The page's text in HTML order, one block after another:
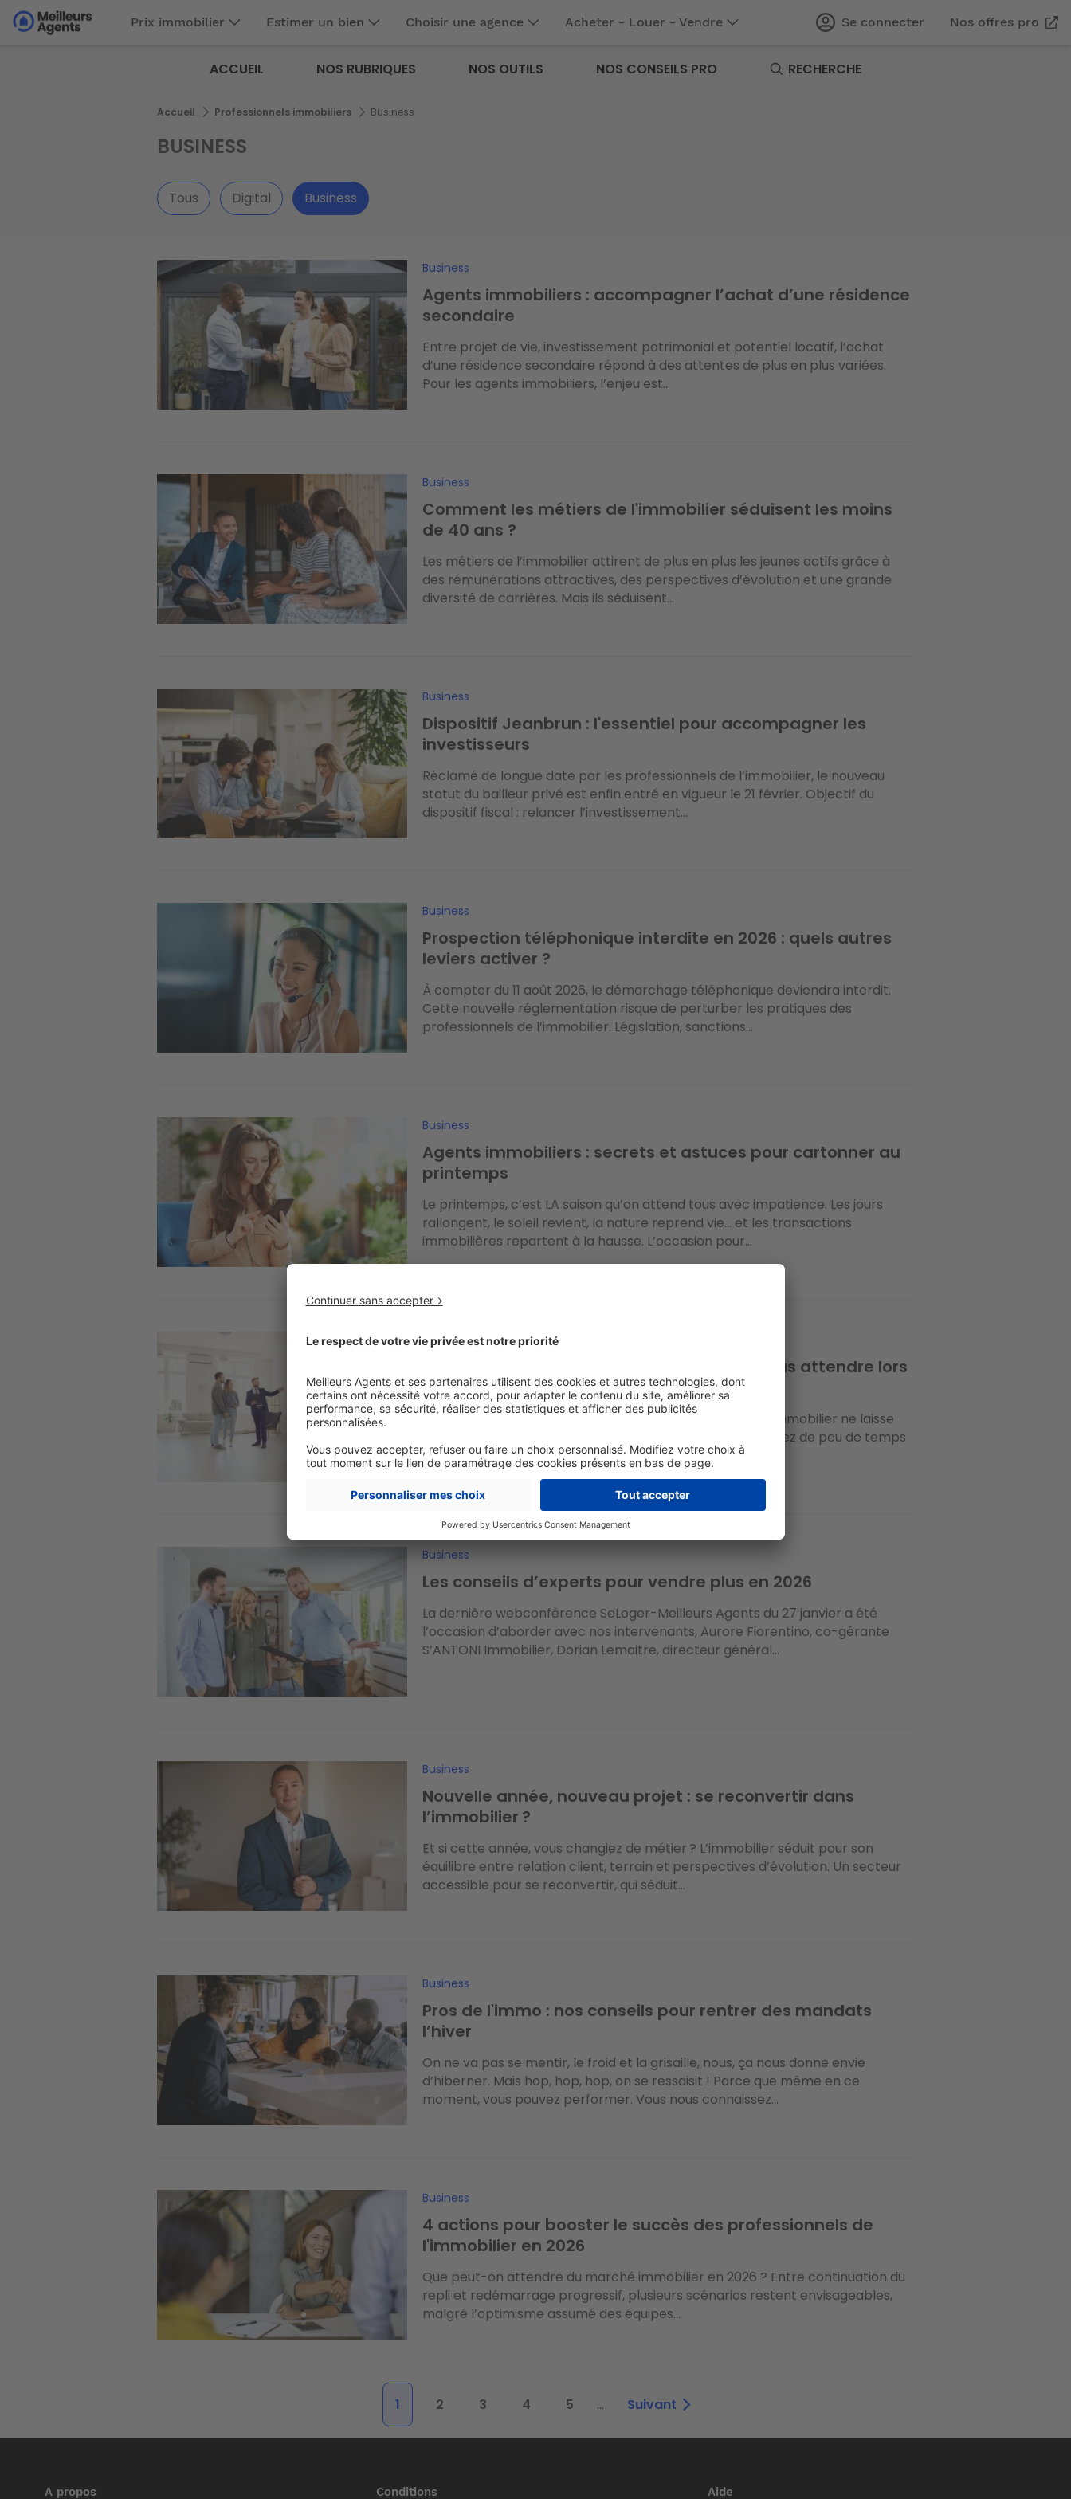
Aller
auAller au
Prix immobilier Estimer un bien Choisir une agence Acheter - Louer - Vendre Se connecter Nos offres pro
ACCUEIL NOS RUBRIQUES NOS OUTILS NOS CONSEILS PRO RECHERCHE
Fil
Accueil Professionnels immobiliers Business
BUSINESS
Tous Digital Business
Image Business
Agents immobiliers : accompagner l’achat d’une résidence
secondaire
Entre projet de vie, investissement patrimonial et potentiel locatif, l’achat
d’une résidence secondaire répond à des attentes de plus en plus variées.
Pour les agents immobiliers, l’enjeu est...
Image Business
Comment les métiers de l'immobilier séduisent les moins
de 40 ans ?
Les métiers de l’immobilier attirent de plus en plus les jeunes actifs grâce à
des rémunérations attractives, des perspectives d’évolution et une grande
diversité de carrières. Mais ils séduisent...
Business
Dispositif Jeanbrun : l'essentiel pour accompagner les
investisseurs
Réclamé de longue date par les professionnels de l’immobilier, le nouveau
statut du bailleur privé est enfin entré en vigueur le 21 février. Objectif du
dispositif fiscal : relancer l’investissement...
Business
Prospection téléphonique interdite en 2026 : quels autres
leviers activer ?
À compter du 11 août 2026, le démarchage téléphonique deviendra interdit.
Cette nouvelle réglementation risque de perturber les pratiques des
professionnels de l’immobilier. Législation, sanctions...
Image Business
Agents immobiliers : secrets et astuces pour cartonner au
printemps
Le printemps, c’est LA saison qu’on attend tous avec impatience. Les jours
rallongent, le soleil revient, la nature reprend vie… et les transactions
immobilières repartent à la hausse. L’occasion pour...
Business
Agents immobiliers : à quelles questions vous attendre lors
des visites ?
Étape clé dans le processus de vente, la visite d’un bien immobilier ne laisse
pas de place à l’improvisation. Et pour cause : vous disposez de peu de temps
pour convaincre vos prospects. Anticiper...
Business
Les conseils d’experts pour vendre plus en 2026
La dernière webconférence SeLoger-Meilleurs Agents du 27 janvier a été
l’occasion d’aborder avec nos intervenants, Aurore Fiorentino, co-gérante
S’ANTONI Immobilier, Dorian Lemaitre, directeur général...
Business
Nouvelle année, nouveau projet : se reconvertir dans
l’immobilier ?
Et si cette année, vous changiez de métier ? L’immobilier séduit pour son
équilibre entre relation client, terrain et perspectives d’évolution. Un secteur
accessible pour se reconvertir, qui séduit...
Business
Pros de l'immo : nos conseils pour rentrer des mandats
l’hiver
On ne va pas se mentir, le froid et la grisaille, nous, ça nous donne envie
d’hiberner. Mais hop, hop, hop, on se ressaisit ! Parce que même en ce
moment, vous pouvez performer. Vous nous connaissez...
Image Business
4 actions pour booster le succès des professionnels de
l'immobilier en 2026
Que peut-on attendre du marché immobilier en 2026 ? Entre continuation du
repli et redémarrage progressif, plusieurs scénarios restent envisageables,
malgré l’optimisme assumé des équipes...
Page
courante
1 Page
2 Page
3 Page
4 Page
5 …
Page
Suivant
A propos Conditions Aide